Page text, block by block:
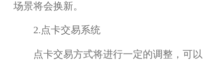
场景将会换新。
2.点卡交易系统
点卡交易方式将进行一定的调整，可以